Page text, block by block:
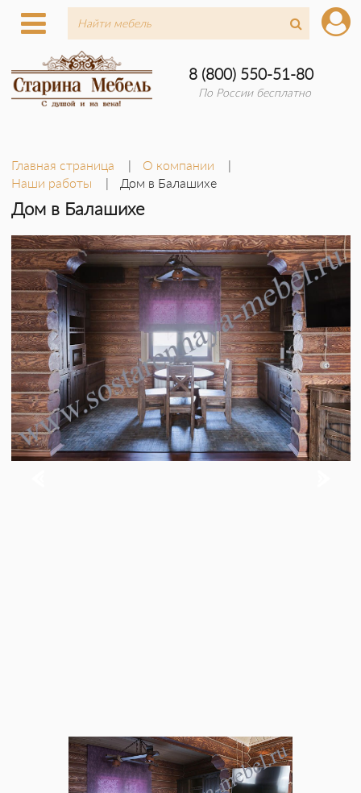
8 (800) 550-51-80
По России бесплатно
Главная страница
О компании
Наши работы
Дом в Балашихе
Дом в Балашихе